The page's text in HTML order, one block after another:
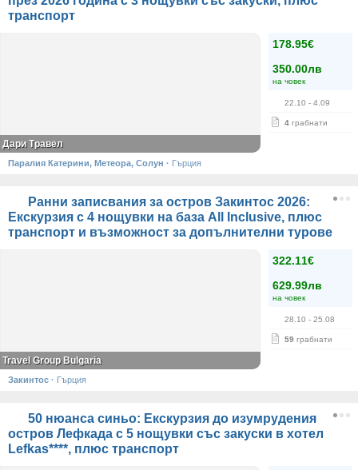
транспорт
178.95€
350.00лв
на човек
22.10 - 4.09
4 грабнати
Дари Травел
Паралия Катерини, Метеора, Солун · Гърция
Ранни записвания за остров Закинтос 2026:
Екскурзия с 4 нощувки на база All Inclusive, плюс
транспорт и възможност за допълнителни турове
322.11€
629.99лв
на човек
28.10 - 25.08
59 грабнати
Travel Group Bulgaria
Закинтос · Гърция
50 нюанса синьо: Екскурзия до изумрудения
остров Лефкада с 5 нощувки със закуски в хотел
Lefkas****, плюс транспорт